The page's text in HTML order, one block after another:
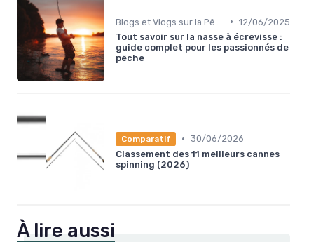
• 12/06/2025
Tout savoir sur la nasse à écrevisse :
guide complet pour les passionnés de
pêche
Comparatif • 30/06/2026
Classement des 11 meilleurs cannes
spinning (2026)
À lire aussi